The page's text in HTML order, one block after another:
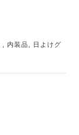
内装品
日よけグ